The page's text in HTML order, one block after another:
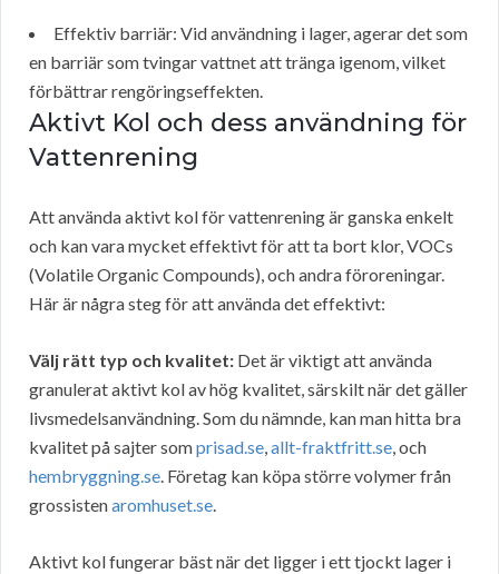
Effektiv barriär: Vid användning i lager, agerar det som
en barriär som tvingar vattnet att tränga igenom, vilket
förbättrar rengöringseffekten.
Aktivt Kol och dess användning för
Vattenrening
Att använda aktivt kol för vattenrening är ganska enkelt
och kan vara mycket effektivt för att ta bort klor, VOCs
(Volatile Organic Compounds), och andra föroreningar.
Här är några steg för att använda det effektivt:
Välj rätt typ och kvalitet: Det är viktigt att använda
granulerat aktivt kol av hög kvalitet, särskilt när det gäller
livsmedelsanvändning. Som du nämnde, kan man hitta bra
kvalitet på sajter somprisad.se,allt-fraktfritt.se, och
hembryggning.se. Företag kan köpa större volymer från
grossistenaromhuset.se.
Aktivt kol fungerar bäst när det ligger i ett tjockt lager i